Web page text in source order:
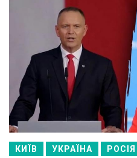
КИЇВ УКРАЇНА РОСІЯ